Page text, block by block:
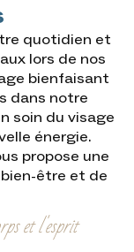
quotidien et
lors de nos
bienfaisant
dans notre
soin du visage
énergie.
propose une
être et de
et l'esprit